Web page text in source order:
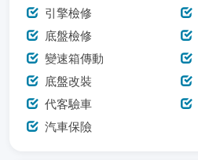
引擎檢修
底盤檢修
變速箱傳動
底盤改裝
代客驗車
汽車保險